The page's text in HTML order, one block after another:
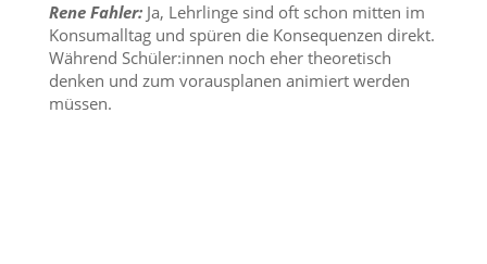
Rene Fahler:Ja, Lehrlinge sind oft schon mitten im
Konsumalltag und spüren die Konsequenzen direkt.
Während Schüler:innen noch eher theoretisch
denken und zum vorausplanen animiert werden
müssen.